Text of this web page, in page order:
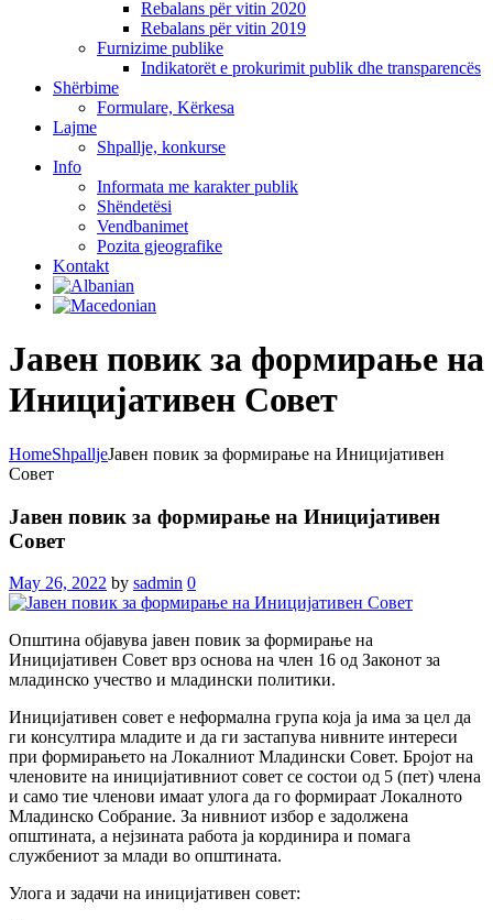
Rebalans për vitin 2020
Rebalans për vitin 2019
Furnizime publike
Indikatorët e prokurimit publik dhe transparencës
Shërbime
Formulare, Kërkesa
Lajme
Shpallje, konkurse
Info
Informata me karakter publik
Shëndetësi
Vendbanimet
Pozita gjeografike
Kontakt
Јавен повик за формирање на
Иницијативен Совет
HomeShpalljeЈавен повик за формирање на Иницијативен
Совет
Јавен повик за формирање на Иницијативен
Совет
May 26, 2022 by sadmin 0
Општина објавува јавен повик за формирање на
Иницијативен Совет врз основа на член 16 од Законот за
младинско учество и младински политики.
Иницијативен совет е неформална група која ја има за цел да
ги консултира младите и да ги застапува нивните интереси
при формирањето на Локалниот Младински Совет. Бројот на
членовите на иницијативниот совет се состои од 5 (пет) члена
и само тие членови имаат улога да го формираат Локалното
Младинско Собрание. За нивниот избор е задолжена
општината, а нејзината работа ја кординира и помага
службениот за млади во општината.
Улога и задачи на иницијативен совет: